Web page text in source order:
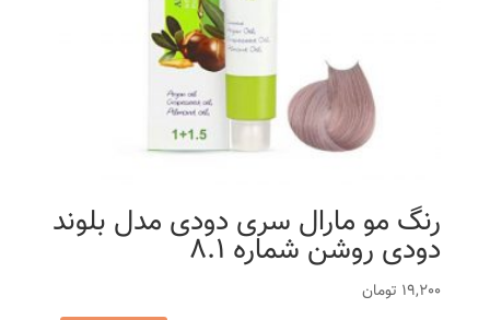
رنگ مو مارال سری دودی مدل بلوند
دودی روشن شماره 8.1
19,200 تومان